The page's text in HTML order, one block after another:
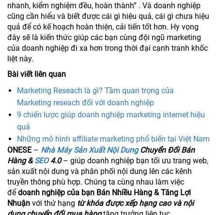
nhanh, kiểm nghiệm đều, hoàn thành” . Và doanh nghiệp
cũng cần hiểu và biết được cái gì hiệu quả, cái gì chưa hiệu
quả để có kế hoạch hoàn thiện, cải tiến tốt hơn. Hy vọng
đây sẽ là kiến thức giúp các bạn cùng đội ngũ marketing
của doanh nghiệp đi xa hơn trong thời đại cạnh tranh khốc
liệt này.
Bài viết liên quan
Marketing Reseach là gì? Tầm quan trọng của
Marketing reseach đối với doanh nghiệp
9 chiến lược giúp doanh nghiệp marketing internet hiệu
quả
Những mô hình affiliate marketing phổ biến tại Việt Nam
ONESE– Nhà Máy Sản Xuất Nội DungChuyển Đổi Bán
Hàng &SEO4.0– giúp doanh nghiệp bạn tối ưu trang web,
sản xuất nội dung và phân phối nội dung lên các kênh
truyền thông phù hợp. Chúng ta cùng nhau làm việc
để doanh nghiệp của bạn Bán Nhiều Hàng & Tăng Lợi
Nhuận với thứ hạng từ khóa được xếp hạng cao và nội